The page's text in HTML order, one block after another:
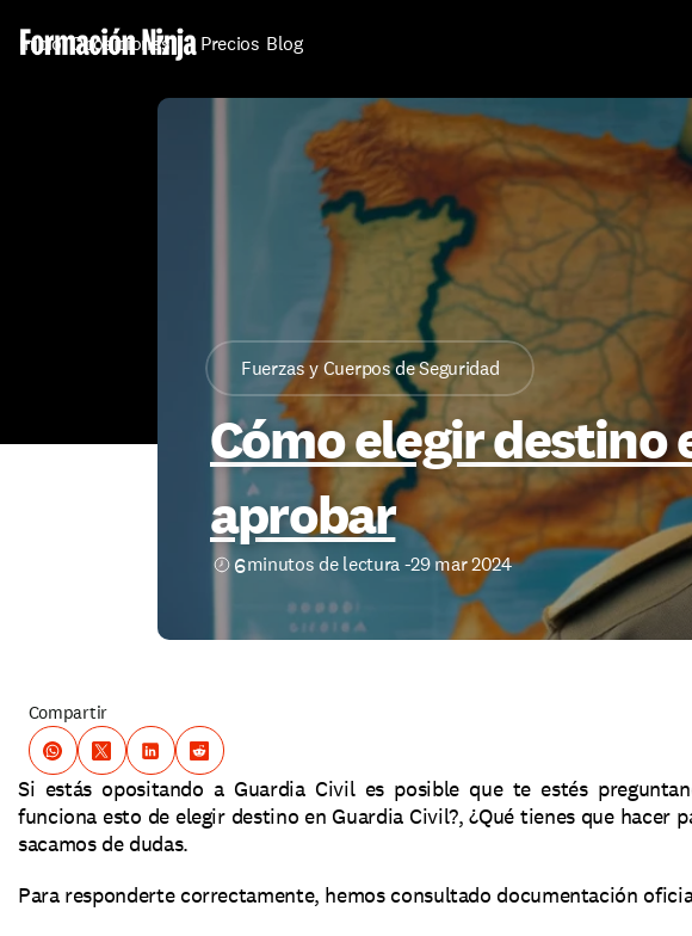
Inicio Oposiciones Precios Blog
Fuerzas y Cuerpos de Seguridad
Cómo elegir destino
aprobar
6minutos de lectura -29 mar 2024
Compartir
Si estás opositando a Guardia Civil es posible que te estés
funciona esto de elegir destino en Guardia Civil?, ¿Qué tienes que hacer
sacamos de dudas.
Para responderte correctamente, hemos consultado documentación